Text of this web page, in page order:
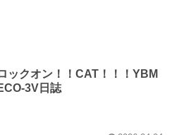
ックオン！！CAT！！！YBM
3V日誌